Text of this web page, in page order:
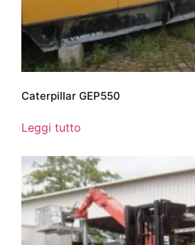
Caterpillar GEP550
Leggi tutto